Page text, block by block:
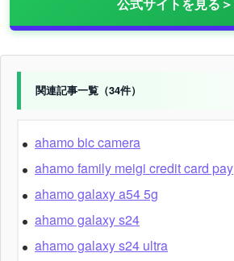
関連記事一覧（34件）
ahamo bic camera
ahamo family meigi credit card pay
ahamo galaxy a54 5g
ahamo galaxy s24
ahamo galaxy s24 ultra